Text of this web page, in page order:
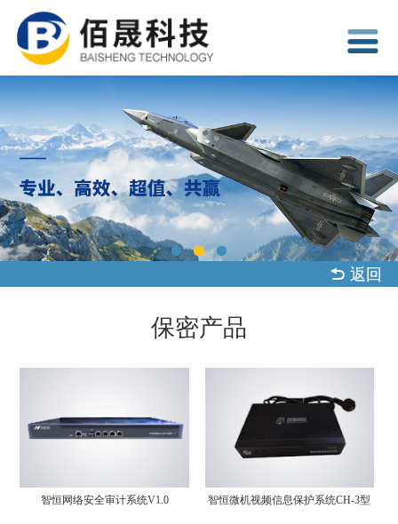
 返回
保密产品
智恒网络安全审计系统V1.0 智恒微机视频信息保护系统CH-3型